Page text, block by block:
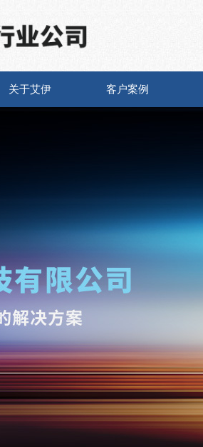
关于艾伊 客户案例